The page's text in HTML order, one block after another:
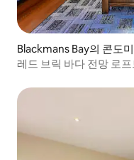
Blackmans Bay의 콘도
레드 브릭 바다 전망 로